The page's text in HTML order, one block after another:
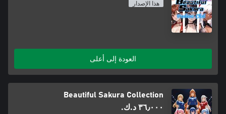
هذا الإصدار
العودة إلى أعلى
Beautiful Sakura Collection
٣٦٫٠٠٠ د.ك.‏